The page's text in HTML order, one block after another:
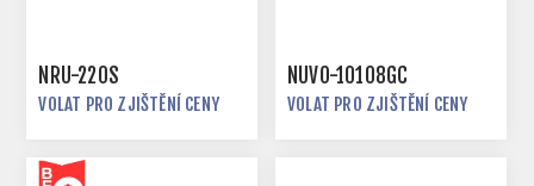
NRU-220S
VOLAT PRO ZJIŠTĚNÍ CENY
NUVO-10108GC
VOLAT PRO ZJIŠTĚNÍ CENY